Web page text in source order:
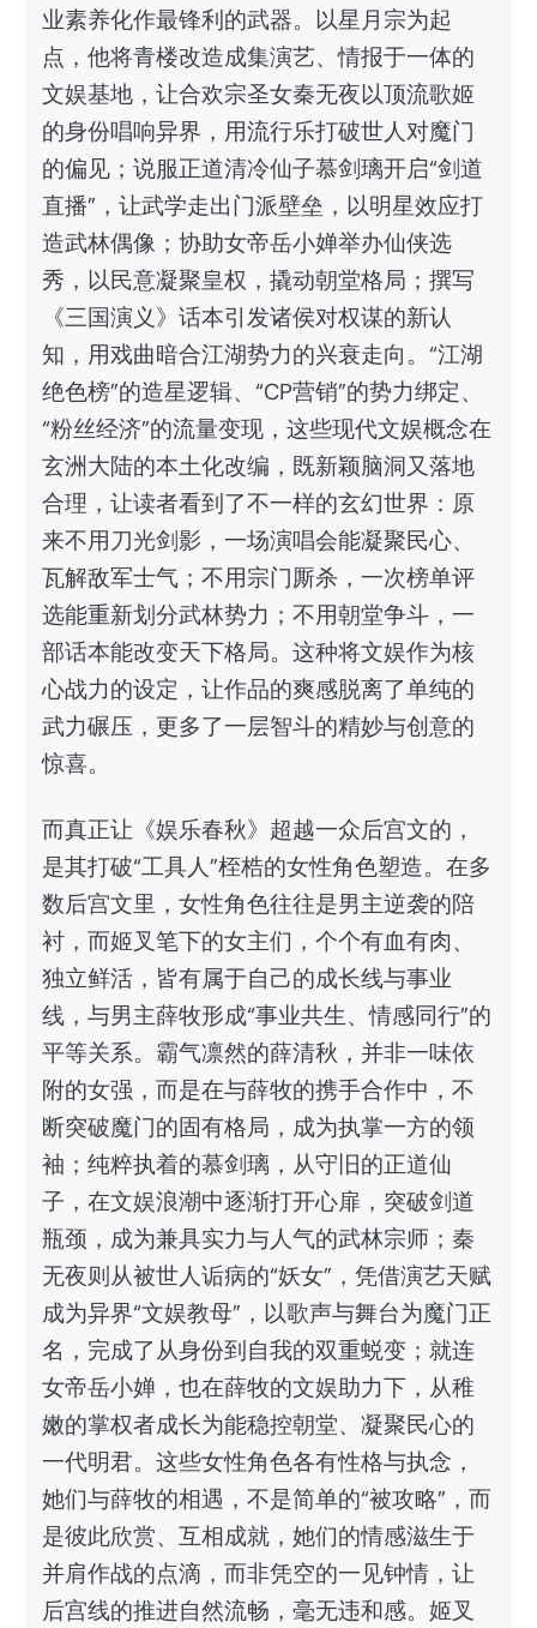
业素养化作最锋利的武器。以星月宗为起
点，他将青楼改造成集演艺、情报于一体的
文娱基地，让合欢宗圣女秦无夜以顶流歌姬
的身份唱响异界，用流行乐打破世人对魔门
的偏见；说服正道清冷仙子慕剑璃开启“剑道
直播”，让武学走出门派壁垒，以明星效应打
造武林偶像；协助女帝岳小婵举办仙侠选
秀，以民意凝聚皇权，撬动朝堂格局；撰写
《三国演义》话本引发诸侯对权谋的新认
知，用戏曲暗合江湖势力的兴衰走向。“江湖
绝色榜”的造星逻辑、“CP营销”的势力绑定、
“粉丝经济”的流量变现，这些现代文娱概念在
玄洲大陆的本土化改编，既新颖脑洞又落地
合理，让读者看到了不一样的玄幻世界：原
来不用刀光剑影，一场演唱会能凝聚民心、
瓦解敌军士气；不用宗门厮杀，一次榜单评
选能重新划分武林势力；不用朝堂争斗，一
部话本能改变天下格局。这种将文娱作为核
心战力的设定，让作品的爽感脱离了单纯的
武力碾压，更多了一层智斗的精妙与创意的
惊喜。
而真正让《娱乐春秋》超越一众后宫文的，
是其打破“工具人”桎梏的女性角色塑造。在多
数后宫文里，女性角色往往是男主逆袭的陪
衬，而姬叉笔下的女主们，个个有血有肉、
独立鲜活，皆有属于自己的成长线与事业
线，与男主薛牧形成“事业共生、情感同行”的
平等关系。霸气凛然的薛清秋，并非一味依
附的女强，而是在与薛牧的携手合作中，不
断突破魔门的固有格局，成为执掌一方的领
袖；纯粹执着的慕剑璃，从守旧的正道仙
子，在文娱浪潮中逐渐打开心扉，突破剑道
瓶颈，成为兼具实力与人气的武林宗师；秦
无夜则从被世人诟病的“妖女”，凭借演艺天赋
成为异界“文娱教母”，以歌声与舞台为魔门正
名，完成了从身份到自我的双重蜕变；就连
女帝岳小婵，也在薛牧的文娱助力下，从稚
嫩的掌权者成长为能稳控朝堂、凝聚民心的
一代明君。这些女性角色各有性格与执念，
她们与薛牧的相遇，不是简单的“被攻略”，而
是彼此欣赏、互相成就，她们的情感滋生于
并肩作战的点滴，而非凭空的一见钟情，让
后宫线的推进自然流畅，毫无违和感。姬叉